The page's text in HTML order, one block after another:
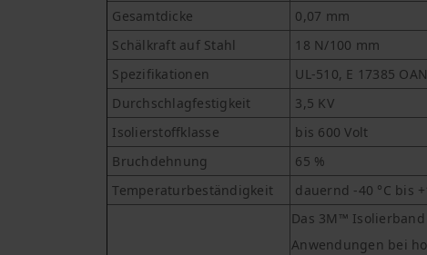
Gesamtdicke
0,07 mm
Schälkraft auf Stahl
18 N/100 mm
Spezifikationen
UL-510, E 17385
Durchschlagfestigkeit
3,5 KV
Isolierstoffklasse
bis 600 Volt
Bruchdehnung
65 %
Temperaturbeständigkeit
dauernd -40 °C bis
Das 3M™
Anwendungen bei